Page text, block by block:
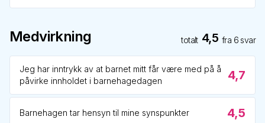
Medvirkning totalt 4,5 fra 6 svar
Jeg har inntrykk av at barnet mitt får være med på å
påvirke innholdet i barnehagedagen
4,7
Barnehagen tar hensyn til mine synspunkter 4,5